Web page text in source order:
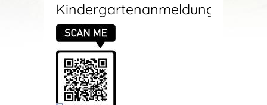
Kindergartenanmeldung